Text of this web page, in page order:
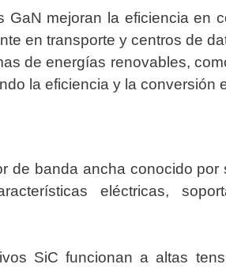
GaN mejoran la eficiencia en
en transporte y centros de
de energías renovables,
la eficiencia y la conversión
de banda ancha conocido por
eléctricas,
SiC funcionan a altas